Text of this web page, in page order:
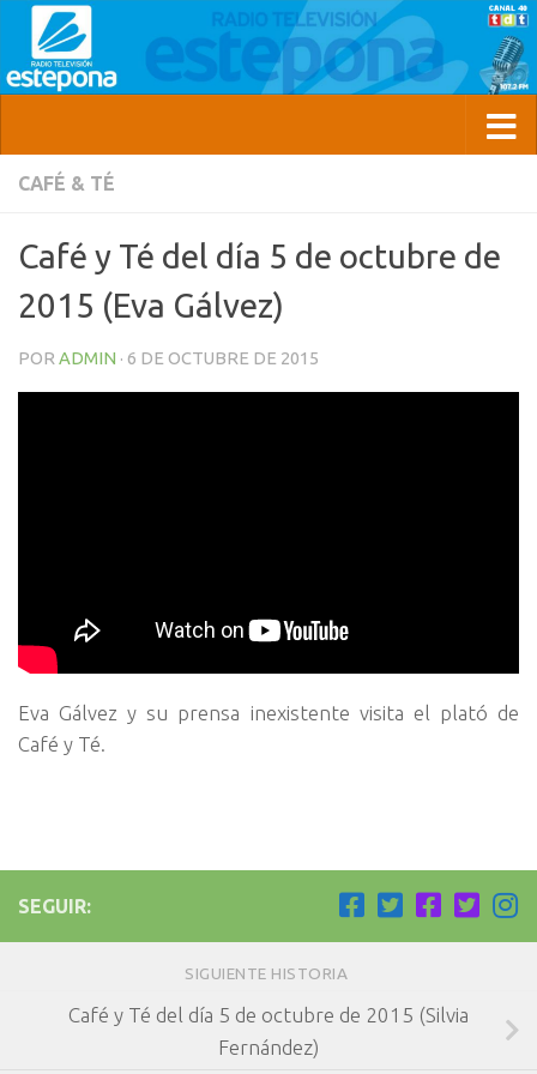
CAFÉ & TÉ
Café y Té del día 5 de octubre de
2015 (Eva Gálvez)
POR ADMIN · 6 DE OCTUBRE DE 2015
Eva Gálvez y su prensa inexistente visita el plató de
Café y Té.
SEGUIR:
SIGUIENTE HISTORIA
Café y Té del día 5 de octubre de 2015 (Silvia
Fernández)